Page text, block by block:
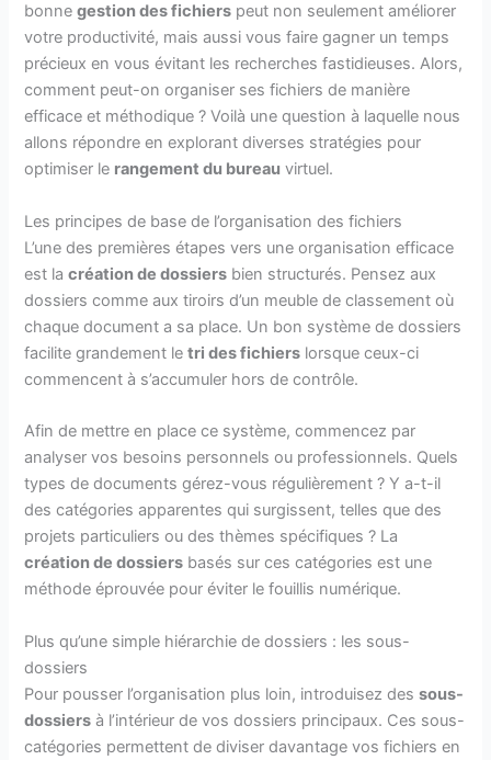
bonnegestion des fichiers peut non seulement améliorer
votre productivité, mais aussi vous faire gagner un temps
précieux en vous évitant les recherches fastidieuses. Alors,
comment peut-on organiser ses fichiers de manière
efficace et méthodique ? Voilà une question à laquelle nous
allons répondre en explorant diverses stratégies pour
optimiser le rangement du bureau virtuel.
Les principes de base de l’organisation des fichiers
L’une des premières étapes vers une organisation efficace
est lacréation de dossiers bien structurés. Pensez aux
dossiers comme aux tiroirs d’un meuble de classement où
chaque document a sa place. Un bon système de dossiers
facilite grandement letri des fichiers lorsque ceux-ci
commencent à s’accumuler hors de contrôle.
Afin de mettre en place ce système, commencez par
analyser vos besoins personnels ou professionnels. Quels
types de documents gérez-vous régulièrement ? Y a-t-il
des catégories apparentes qui surgissent, telles que des
projets particuliers ou des thèmes spécifiques ? La
création de dossiers basés sur ces catégories est une
méthode éprouvée pour éviter le fouillis numérique.
Plus qu’une simple hiérarchie de dossiers : les sous-
dossiers
Pour pousser l’organisation plus loin, introduisez dessous-
dossiers à l’intérieur de vos dossiers principaux. Ces sous-
catégories permettent de diviser davantage vos fichiers en